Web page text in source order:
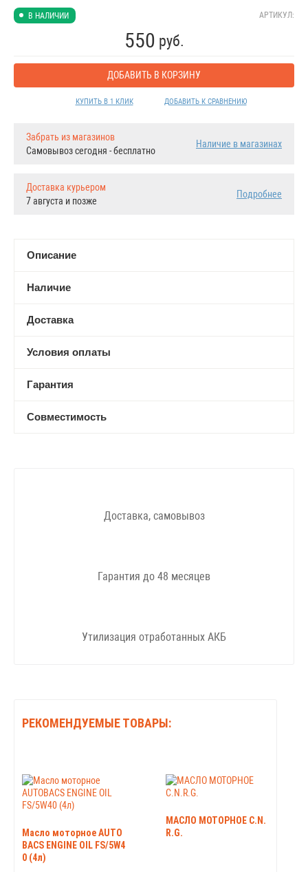
В НАЛИЧИИ АРТИКУЛ:
550 руб.
ДОБАВИТЬ В КОРЗИНУ
КУПИТЬ В 1 КЛИК ДОБАВИТЬ К СРАВНЕНИЮ
Забрать из магазинов
Самовывоз сегодня - бесплатно
Наличие в магазинах
Доставка курьером
7 августа и позже
Подробнее
Описание
Наличие
Доставка
Условия оплаты
Гарантия
Совместимость
Доставка, самовывоз
Гарантия до 48 месяцев
Утилизация отработанных АКБ
РЕКОМЕНДУЕМЫЕ ТОВАРЫ:
Масло моторное AUTO
BACS ENGINE OIL FS/5W4
0 (4л)
МАСЛО МОТОРНОЕ C.N.
R.G.